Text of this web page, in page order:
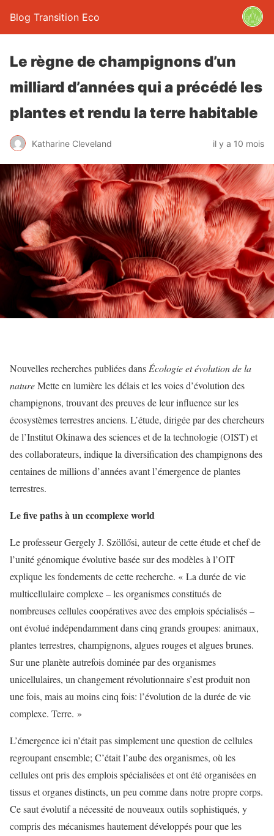
Blog Transition Eco
Le règne de champignons d’un
milliard d’années qui a précédé les
plantes et rendu la terre habitable
Katharine Cleveland il y a 10 mois
Nouvelles recherches publiées dans Écologie et évolution de la
natureMette en lumière les délais et les voies d’évolution des
champignons, trouvant des preuves de leur influence sur les
écosystèmes terrestres anciens. L’étude, dirigée par des chercheurs
de l’Institut Okinawa des sciences et de la technologie (OIST) et
des collaborateurs, indique la diversification des champignons des
centaines de millions d’années avant l’émergence de plantes
terrestres.
Lefivepaths à unccomplexeworld
Le professeur Gergely J. Szöllősi, auteur de cette étude et chef de
l’unité génomique évolutive basée sur des modèles à l’OIT
explique les fondements de cette recherche. « La durée de vie
multicellulaire complexe – les organismes constitués de
nombreuses cellules coopératives avec des emplois spécialisés –
ont évolué indépendamment dans cinq grands groupes: animaux,
plantes terrestres, champignons, algues rouges et algues brunes.
Sur une planète autrefois dominée par des organismes
unicellulaires, un changement révolutionnaire s’est produit non
une fois, mais au moins cinq fois: l’évolution de la durée de vie
complexe. Terre. »
L’émergence ici n’était pas simplement une question de cellules
regroupant ensemble; C’était l’aube des organismes, où les
cellules ont pris des emplois spécialisées et ont été organisées en
tissus et organes distincts, un peu comme dans notre propre corps.
Ce saut évolutif a nécessité de nouveaux outils sophistiqués, y
compris des mécanismes hautement développés pour que les